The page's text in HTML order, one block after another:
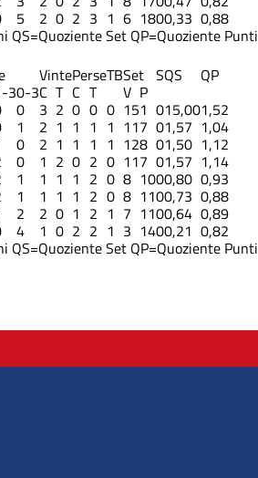
5 2 0 2 3 1 6 1800,33 0,88
QS=Quoziente Set QP=Quoziente Punti
VintePerseTBSet SQS QP
30-3C T C T V P
0 3 2 0 0 0 151 015,001,52
1 2 1 1 1 1 117 01,57 1,04
0 2 1 1 1 1 128 01,50 1,12
0 1 2 0 2 0 117 01,57 1,14
1 1 1 1 2 0 8 1000,80 0,93
1 1 1 1 2 0 8 1100,73 0,88
2 2 0 1 2 1 7 1100,64 0,89
4 1 0 2 2 1 3 1400,21 0,82
QS=Quoziente Set QP=Quoziente Punti